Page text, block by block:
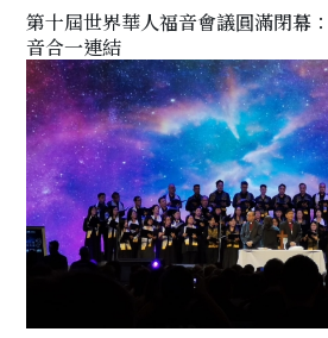
第十屆世界華人福音會議圓滿閉幕
音合一連結